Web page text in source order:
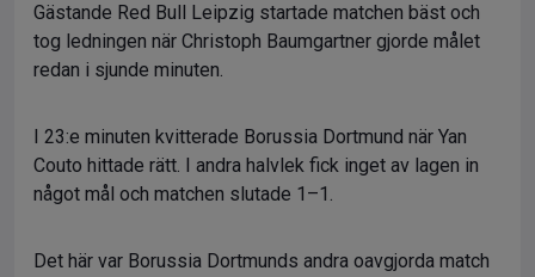
Gästande Red Bull Leipzig startade matchen bäst och
tog ledningen när Christoph Baumgartner gjorde målet
redan i sjunde minuten.
I 23:e minuten kvitterade Borussia Dortmund när Yan
Couto hittade rätt. I andra halvlek fick inget av lagen in
något mål och matchen slutade 1–1.
Det här var Borussia Dortmunds andra oavgjorda match